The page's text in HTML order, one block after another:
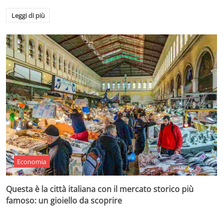
Leggi di più
Economia
Questa è la città italiana con il mercato storico più
famoso: un gioiello da scoprire